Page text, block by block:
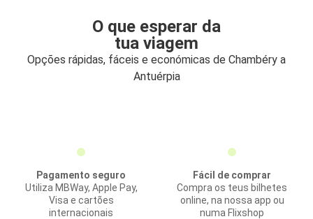
O que esperar da
tua viagem
Opções rápidas, fáceis e económicas de Chambéry a
Antuérpia
Pagamento seguro
Utiliza MBWay, Apple Pay,
Visa e cartões
internacionais
Fácil de comprar
Compra os teus bilhetes
online, na nossa app ou
numa Flixshop